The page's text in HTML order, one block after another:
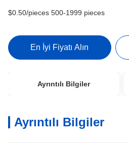
$0.50/pieces 500-1999 pieces
En İyi Fiyatı Alın
Ayrıntılı Bilgiler
Ayrıntılı Bilgiler